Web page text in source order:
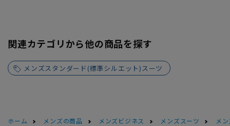
関連カテゴリから他の商品を探す
メンズスタンダード(標準シルエット)スーツ
ホーム メンズの商品 メンズビジネス メンズスーツ
メ